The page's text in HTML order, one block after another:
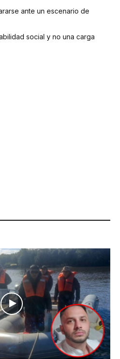
ante un escenario de
social y no una carga